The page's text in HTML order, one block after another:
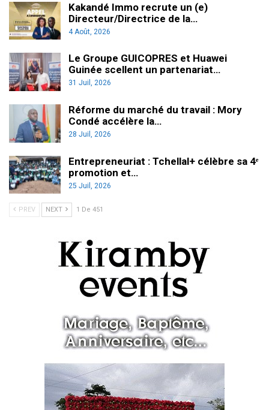
Kakandé Immo recrute un (e)
Directeur/Directrice de la…
4 Août, 2026
Le Groupe GUICOPRES et Huawei
Guinée scellent un partenariat…
31 Juil, 2026
Réforme du marché du travail : Mory
Condé accélère la…
28 Juil, 2026
Entrepreneuriat : Tchellal+ célèbre sa 4ᵉ
promotion et…
25 Juil, 2026
PREV NEXT 1 De 451